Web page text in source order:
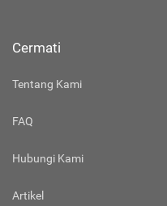
Cermati
Tentang Kami
FAQ
Hubungi Kami
Artikel